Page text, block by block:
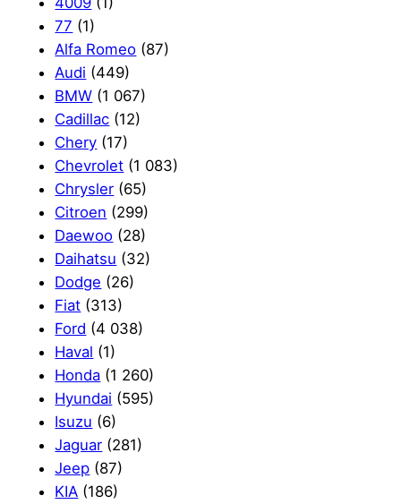
77 (1)
Alfa Romeo (87)
Audi (449)
BMW (1 067)
Cadillac (12)
Chery (17)
Chevrolet (1 083)
Chrysler (65)
Citroen (299)
Daewoo (28)
Daihatsu (32)
Dodge (26)
Fiat (313)
Ford (4 038)
Haval (1)
Honda (1 260)
Hyundai (595)
Isuzu (6)
Jaguar (281)
Jeep (87)
KIA (186)